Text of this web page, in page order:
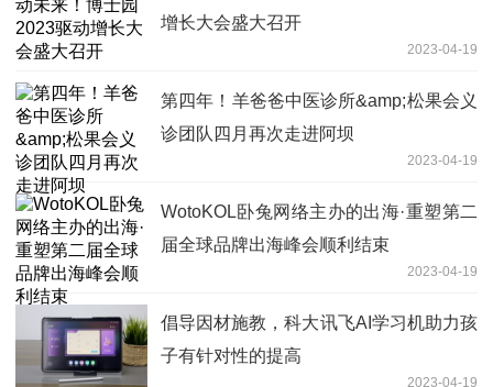
增长大会盛大召开
2023-04-19
第四年！羊爸爸中医诊所&amp;松果会义
诊团队四月再次走进阿坝
2023-04-19
WotoKOL卧兔网络主办的出海·重塑第二
届全球品牌出海峰会顺利结束
2023-04-19
倡导因材施教，科大讯飞AI学习机助力孩
子有针对性的提高
2023-04-19